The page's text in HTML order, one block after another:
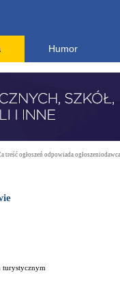
Humor
treść ogłoszeń odpowiada
turystycznym